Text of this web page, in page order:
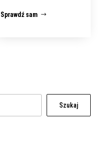
Sprawdź sam
Szukaj